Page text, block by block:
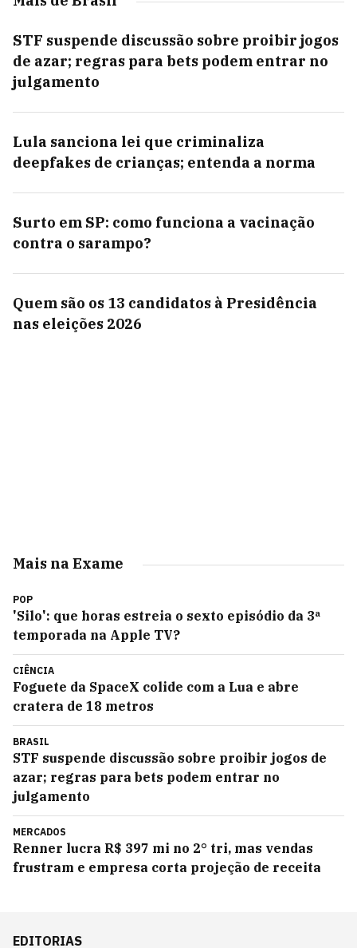
STF suspende discussão sobre proibir jogos
de azar; regras para bets podem entrar no
julgamento
Lula sanciona lei que criminaliza
deepfakes de crianças; entenda a norma
Surto em SP: como funciona a vacinação
contra o sarampo?
Quem são os 13 candidatos à Presidência
nas eleições 2026
Mais na Exame
POP
'Silo': que horas estreia o sexto episódio da 3ª
temporada na Apple TV?
CIÊNCIA
Foguete da SpaceX colide com a Lua e abre
cratera de 18 metros
BRASIL
STF suspende discussão sobre proibir jogos de
azar; regras para bets podem entrar no
julgamento
MERCADOS
Renner lucra R$ 397 mi no 2° tri, mas vendas
frustram e empresa corta projeção de receita
EDITORIAS